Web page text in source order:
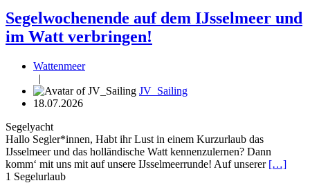
Segelwochenende auf dem IJsselmeer und
im Watt verbringen!
Wattenmeer
|
JV_Sailing
18.07.2026
Segelyacht
Hallo Segler*innen, Habt ihr Lust in einem Kurzurlaub das
IJsselmeer und das holländische Watt kennenzulernen? Dann
komm‘ mit uns mit auf unsere IJsselmeerrunde! Auf unserer […]
1 Segelurlaub